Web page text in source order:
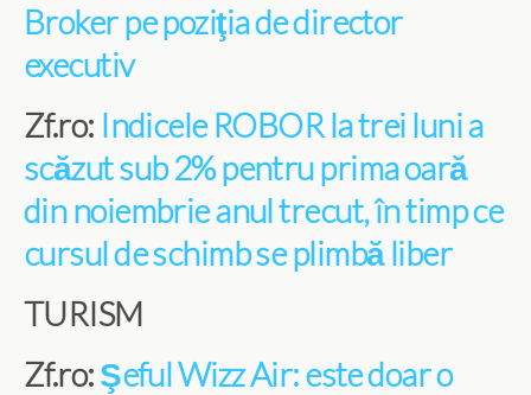
Broker pe poziţia de director
executiv
Zf.ro: Indicele ROBOR la trei luni a
scăzut sub 2% pentru prima oară
din noiembrie anul trecut, în timp ce
cursul de schimb se plimbă liber
TURISM
Zf.ro:Şeful Wizz Air: este doar o